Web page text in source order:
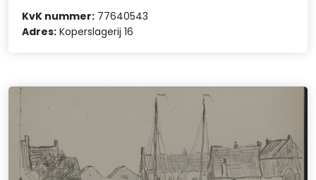
KvK nummer: 77640543
Adres: Koperslagerij 16